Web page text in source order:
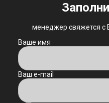
менеджер свяжется
Ваше имя
Ваш e-mail